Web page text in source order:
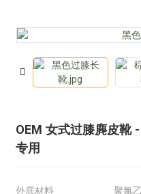
OEM 女式过膝麂皮靴
专用
外底材料
聚氯